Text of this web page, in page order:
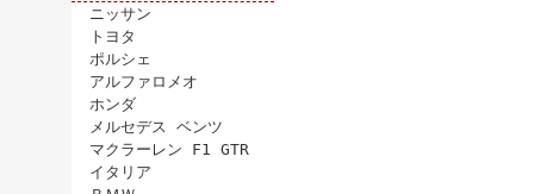
ニッサン
トヨタ
ポルシェ
アルファロメオ
ホンダ
メルセデス ベンツ
マクラーレン F1 GTR
イタリア